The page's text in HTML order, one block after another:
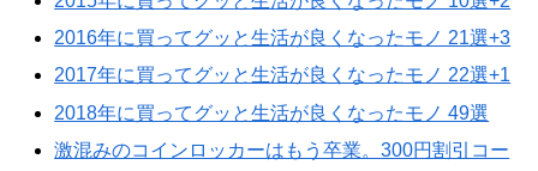
2016年に買ってグッと生活が良くなったモノ 21選+3
2017年に買ってグッと生活が良くなったモノ 22選+1
2018年に買ってグッと生活が良くなったモノ 49選
激混みのコインロッカーはもう卒業。300円割引コー